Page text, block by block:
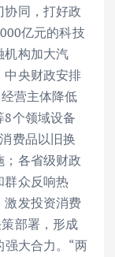
同，打好政
亿元的科技
机构加大汽
中央财政安排
营主体降低
个领域设备
费品以旧换
各省级财政
群众反响热
激发投资消费
部署，形成
强大合力。“两